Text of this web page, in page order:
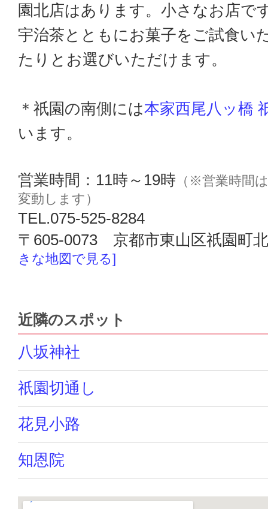
園北店はあります。小さなお店で
宇治茶とともにお菓子をご試食い
たりとお選びいただけます。
＊祇園の南側には本家西尾八ッ橋
います。
営業時間：11時～19時 （※営業時間
変動します）
TEL.075-525-8284
〒605-0073 京都市東山区祇園町
きな地図で見る]
近隣のスポット
八坂神社
祇園切通し
花見小路
知恩院